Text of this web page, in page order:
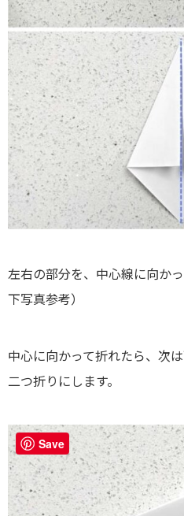
左右の部分を、中心線に向か
下写真参考）
中心に向かって折れたら、次
二つ折りにします。
Save